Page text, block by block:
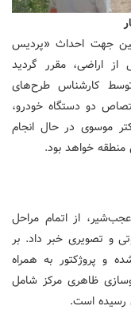
جهت احداث «پردیس
از اراضی، مقرر گردید
کارشناس طرح‌های
دو دستگاه خودرو،
موسوی در حال انجام
خواهد بود.
از اتمام مراحل
و تصویری خبر داد. بر
و پروژکتور به همراه
ظاهری مرکز شامل
رسیده است.